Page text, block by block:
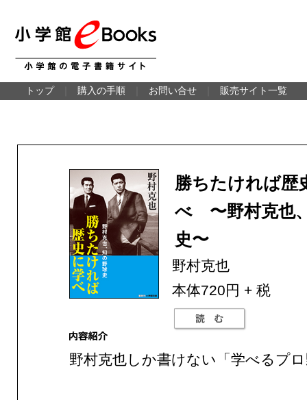
トップ 購入の手順 お問い合せ 販売サイト一覧
勝ちたければ歴
べ 〜野村克也
史〜
野村克也
本体720円 + 税
野村克也しか書けない「学べるプ